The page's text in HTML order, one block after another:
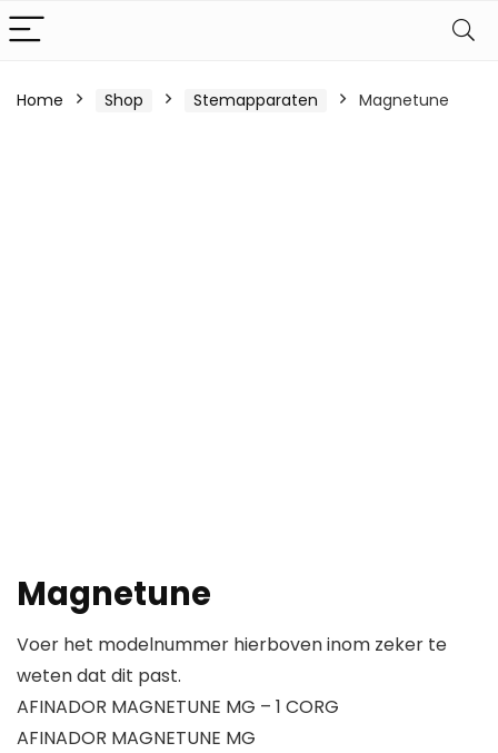
Home Shop Stemapparaten Magnetune
Magnetune
Voer het modelnummer hierboven inom zeker te
weten dat dit past.
AFINADOR MAGNETUNE MG – 1 CORG
AFINADOR MAGNETUNE MG